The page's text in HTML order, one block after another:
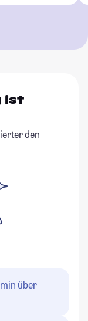
ist
den
über